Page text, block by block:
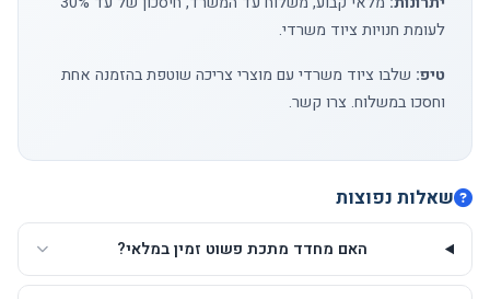
לעומת חנויות ציוד משרדי.
טיפ: שלבו ציוד משרדי עם מוצרי צריכה שוטפת בהזמנה אחת
וחסכו במשלוח. צרו קשר.
שאלות נפוצות
האם מחדד מתכת פשוט זמין במלאי?